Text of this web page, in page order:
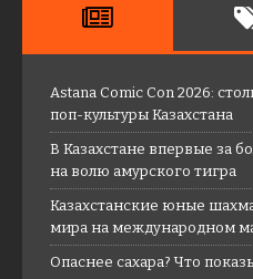
Astana Comic Con 2026:
поп-культуры Казахстана
В Казахстане впервые за
на волю амурского тигра
Казахстанские юные
мира на международном
Опаснее сахара? Что